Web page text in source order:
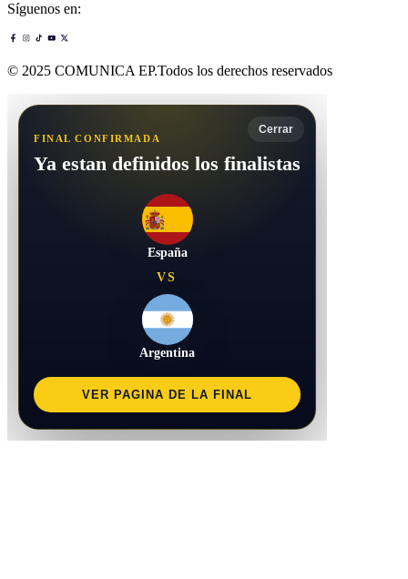
Síguenos en:
© 2025 COMUNICA EP.Todos los derechos reservados
Cerrar
FINAL CONFIRMADA
Ya estan definidos los finalistas
España
VS
Argentina
VER PAGINA DE LA FINAL